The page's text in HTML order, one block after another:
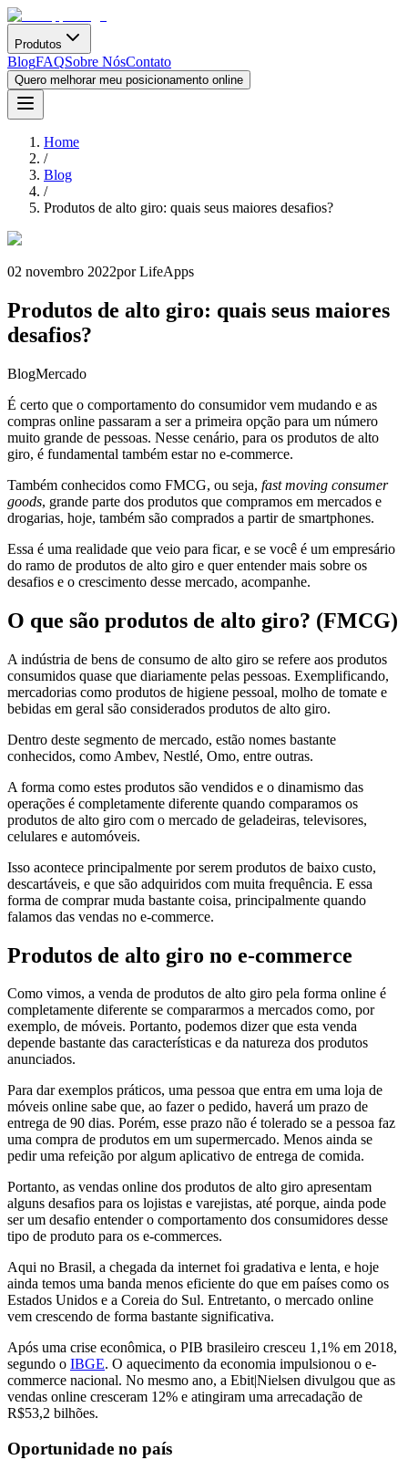
Produtos
BlogFAQSobre NósContato
Quero melhorar meu posicionamento online
Home
/
Blog
/
Produtos de alto giro: quais seus maiores desafios?
02 novembro 2022por LifeApps
Produtos de alto giro: quais seus maiores
desafios?
BlogMercado
É certo que o comportamento do consumidor vem mudando e as
compras online passaram a ser a primeira opção para um número
muito grande de pessoas. Nesse cenário, para os produtos de alto
giro, é fundamental também estar no e-commerce.
Também conhecidos como FMCG, ou seja, fast moving consumer
goods, grande parte dos produtos que compramos em mercados e
drogarias, hoje, também são comprados a partir de smartphones.
Essa é uma realidade que veio para ficar, e se você é um empresário
do ramo de produtos de alto giro e quer entender mais sobre os
desafios e o crescimento desse mercado, acompanhe.
O que são produtos de alto giro? (FMCG)
A indústria de bens de consumo de alto giro se refere aos produtos
consumidos quase que diariamente pelas pessoas. Exemplificando,
mercadorias como produtos de higiene pessoal, molho de tomate e
bebidas em geral são considerados produtos de alto giro.
Dentro deste segmento de mercado, estão nomes bastante
conhecidos, como Ambev, Nestlé, Omo, entre outras.
A forma como estes produtos são vendidos e o dinamismo das
operações é completamente diferente quando comparamos os
produtos de alto giro com o mercado de geladeiras, televisores,
celulares e automóveis.
Isso acontece principalmente por serem produtos de baixo custo,
descartáveis, e que são adquiridos com muita frequência. E essa
forma de comprar muda bastante coisa, principalmente quando
falamos das vendas no e-commerce.
Produtos de alto giro no e-commerce
Como vimos, a venda de produtos de alto giro pela forma online é
completamente diferente se compararmos a mercados como, por
exemplo, de móveis. Portanto, podemos dizer que esta venda
depende bastante das características e da natureza dos produtos
anunciados.
Para dar exemplos práticos, uma pessoa que entra em uma loja de
móveis online sabe que, ao fazer o pedido, haverá um prazo de
entrega de 90 dias. Porém, esse prazo não é tolerado se a pessoa faz
uma compra de produtos em um supermercado. Menos ainda se
pedir uma refeição por algum aplicativo de entrega de comida.
Portanto, as vendas online dos produtos de alto giro apresentam
alguns desafios para os lojistas e varejistas, até porque, ainda pode
ser um desafio entender o comportamento dos consumidores desse
tipo de produto para os e-commerces.
Aqui no Brasil, a chegada da internet foi gradativa e lenta, e hoje
ainda temos uma banda menos eficiente do que em países como os
Estados Unidos e a Coreia do Sul. Entretanto, o mercado online
vem crescendo de forma bastante significativa.
Após uma crise econômica, o PIB brasileiro cresceu 1,1% em 2018,
segundo o IBGE. O aquecimento da economia impulsionou o e-
commerce nacional. No mesmo ano, a Ebit|Nielsen divulgou que as
vendas online cresceram 12% e atingiram uma arrecadação de
R$53,2 bilhões.
Oportunidade no país